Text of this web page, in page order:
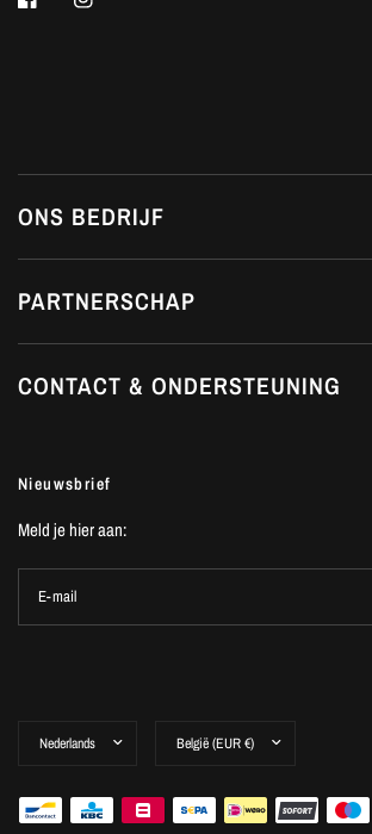
ONS BEDRIJF
PARTNERSCHAP
CONTACT & ONDERSTEUNING
Nieuwsbrief
Meld je hier aan:
E-mail